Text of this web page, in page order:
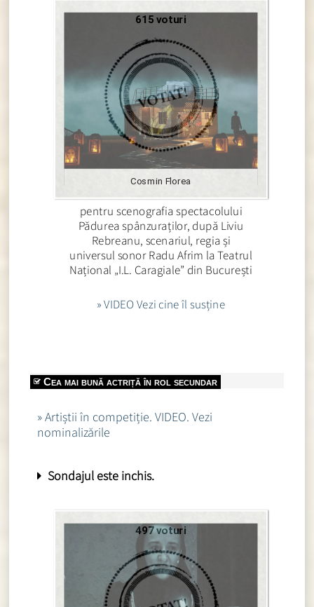
Cosmin Florea
615 voturi
pentru scenografia spectacolului
Pădurea spânzuraților, după Liviu
Rebreanu, scenariul, regia și
universul sonor Radu Afrim la Teatrul
Național „I.L. Caragiale” din București
» VIDEO Vezi cine îl susține
Cea mai bună actriță în rol secundar
» Artiștii în competiție. VIDEO. Vezi
nominalizările
Sondajul este inchis.
497 voturi